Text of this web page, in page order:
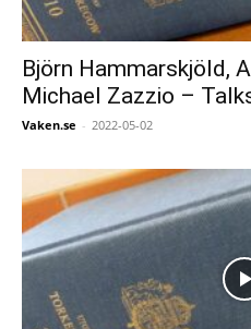
Björn Hammarskjöld,
Michael Zazzio –
Vaken.se - 2022-05-02